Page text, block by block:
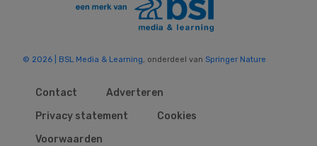
© 2026 | BSL Media & Learning, onderdeel van Springer Nature
Contact
Adverteren
Privacy statement
Cookies
Voorwaarden